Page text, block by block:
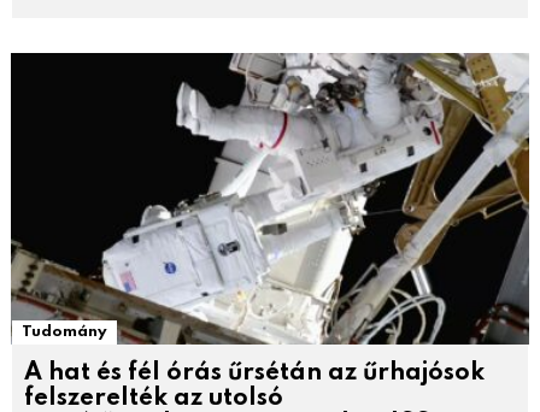
Tudomány
A hat és fél órás űrsétán az űrhajósok
felszerelték az utolsó